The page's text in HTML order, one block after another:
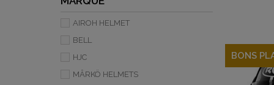
AIROH HELMET
BELL
HJC
MÂRKÖ HELMETS
BONS